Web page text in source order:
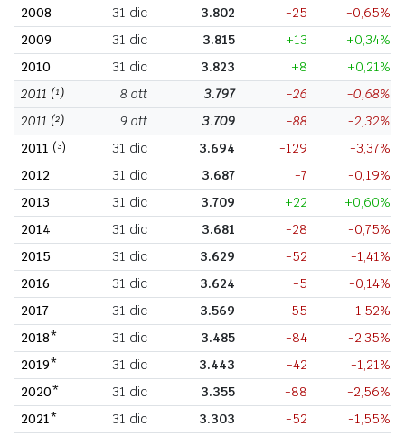
2008
31 dic 3.802 -25
-0,65%
2009
31 dic 3.815 +13
+0,34%
2010
31 dic 3.823 +8
+0,21%
2011 (¹) 8 ott 3.797 -26
-0,68%
2011 (²) 9 ott 3.709 -88
-2,32%
2011 (³) 31 dic 3.694 -129
-3,37%
2012
31 dic 3.687 -7
-0,19%
2013
31 dic 3.709 +22
+0,60%
2014
31 dic 3.681 -28
-0,75%
2015
31 dic 3.629 -52
-1,41%
2016
31 dic 3.624 -5
-0,14%
2017
31 dic 3.569 -55
-1,52%
2018*
31 dic 3.485 -84
-2,35%
2019*
31 dic 3.443 -42 -1,21%
2020*
31 dic 3.355 -88
-2,56%
2021*
31 dic 3.303 -52
-1,55%